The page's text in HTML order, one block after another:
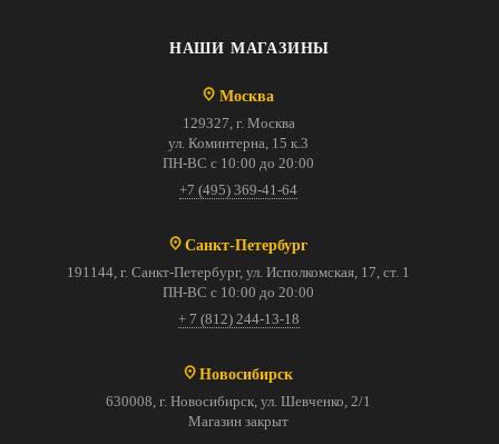
НАШИ МАГАЗИНЫ
Москва
129327, г. Москва
ул. Коминтерна, 15 к.3
ПН-ВС с 10:00 до 20:00
+7 (495) 369-41-64
Санкт-Петербург
191144, г. Санкт-Петербург, ул. Исполкомская, 17, ст. 1
ПН-ВС с 10:00 до 20:00
+ 7 (812) 244-13-18
Новосибирск
630008, г. Новосибирск, ул. Шевченко, 2/1
Магазин закрыт